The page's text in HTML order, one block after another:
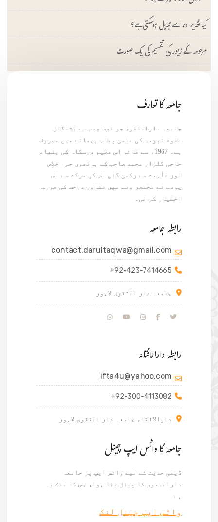
کیا تقدیر دعا سے تبدیل ہوسکتی ہے؟
مرحومہ کے زیور کی تقسیم کی ایک صورت
جامعہ کا تعارف
جامعہ دارالتقویٰ جو نصف صدی سے تشنگان
علوم نبویہ کی علمی پیاس بجھانے میں مصروف
ہے۔ 1967ء سے قائم اس عظیم درسگاہ کی بنیاد
حاجی گلزار محمد صاحب کے ہاتھوں جس اخلاص
اور للٰہیت سے رکھی گئی اس کی برکت سے اس
پودے نے مختصر وقت میں تناور درخت کی صورت
اختیار کر لی۔
رابطہ جامعہ
contact.darultaqwa@gmail.com
+92-423-7414665
جامعہ دار التقوی لاہور
رابطہ دارالافتاء
ifta4u@yahoo.com
+92-300-4113082
دارالافتاء جامعہ دار التقوی لاہور
جامعہ کا واٹس ایپ چینل
ڈیلی حدیث کے لیے واٹس ایپ پر جامعہ
دارالتقوی کا چینل بنا ہوا، جس کا لنک یہ
ہے
واٹس ایپ جینل لنک